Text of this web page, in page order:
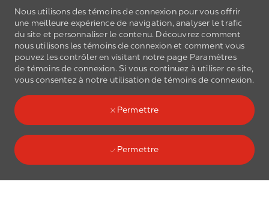
Nous utilisons des témoins de connexion pour vous offrir
une meilleure expérience de navigation, analyser le trafic
du site et personnaliser le contenu. Découvrez comment
nous utilisons les témoins de connexionet comment vous
pouvez les contrôler en visitant notre page Paramètres
de témoins de connexion. Si vous continuez à utiliser ce site,
vous consentez à notre utilisation de témoins de connexion.
Permettre
Permettre
Skip to main content
(0)